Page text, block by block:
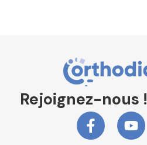
Rejoignez-nous !